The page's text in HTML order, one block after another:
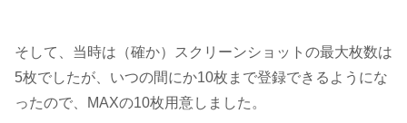
そして、当時は（確か）スクリーンショットの最大枚数は
5枚でしたが、いつの間にか10枚まで登録できる ようにな
ったので、MAXの10枚用意しました。